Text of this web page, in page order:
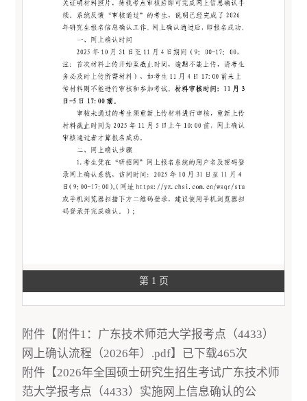
第 1 页
附件【 附件1：广东技术师范大学报考点（4433）
网上确认流程（2026年）.pdf】已下载465次
附件【2026年全国硕士研究生招生考试广东技术师
范大学报考点（4433）实施网上信息确认的公